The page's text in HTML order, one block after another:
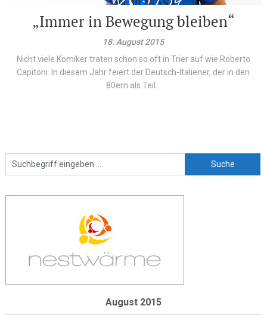
„Immer in Bewegung bleiben“
18. August 2015
Nicht viele Komiker traten schon so oft in Trier auf wie Roberto
Capitoni. In diesem Jahr feiert der Deutsch-Italiener, der in den
80ern als Teil...
August 2015